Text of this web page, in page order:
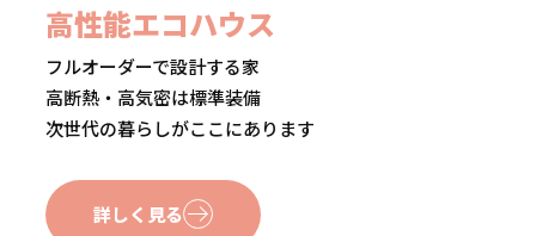
高性能エコハウス
フルオーダーで設計する家
高断熱・高気密は標準装備
次世代の暮らしがここにあります
詳しく見る